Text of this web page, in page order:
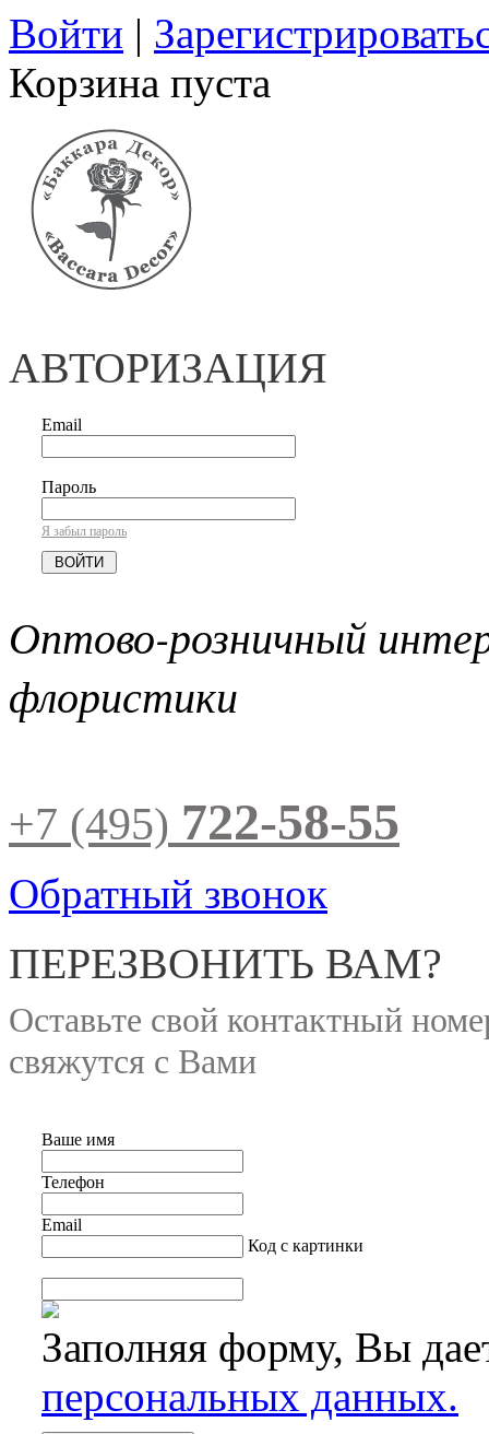
Войти |
Корзина пуста
АВТОРИЗАЦИЯ
Email
Пароль
Я забыл пароль
Оптово-розничный
флористики
+7 (495) 722-58-55
Обратный звонок
ПЕРЕЗВОНИТЬ ВАМ?
Оставьте свой контактный
свяжутся с Вами
Ваше имя
Телефон
Email
Код с картинки
Заполняя форму, Вы
персональных данных.